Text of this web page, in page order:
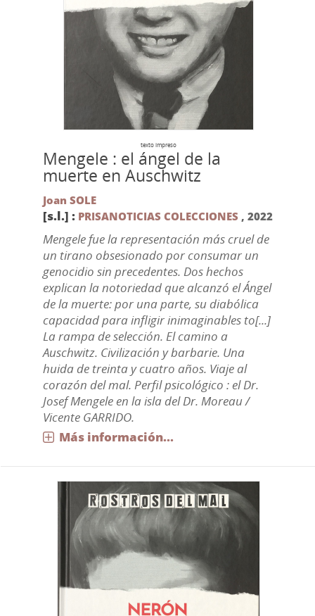
texto impreso
Mengele : el ángel de la
muerte en Auschwitz
Joan SOLE
[s.l.] : PRISANOTICIAS COLECCIONES , 2022
Mengele fue la representación más cruel de
un tirano obsesionado por consumar un
genocidio sin precedentes. Dos hechos
explican la notoriedad que alcanzó el Ángel
de la muerte: por una parte, su diabólica
capacidad para infligir inimaginables to[...]
La rampa de selección. El camino a
Auschwitz. Civilización y barbarie. Una
huida de treinta y cuatro años. Viaje al
corazón del mal. Perfil psicológico : el Dr.
Josef Mengele en la isla del Dr. Moreau /
Vicente GARRIDO.
Más información...